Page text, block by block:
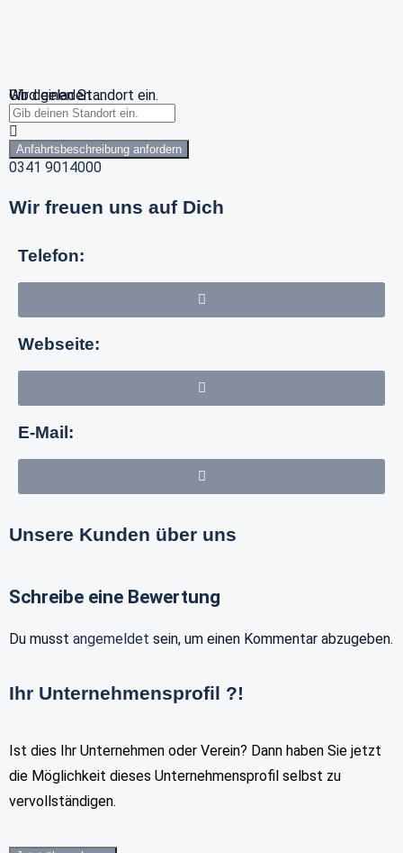
Wird geladen …
Gib deinen Standort ein.
Anfahrtsbeschreibung anfordern
0341 9014000
Wir freuen uns auf Dich
Telefon:
Webseite:
E-Mail:
Unsere Kunden über uns
Schreibe eine Bewertung
Du musst angemeldet sein, um einen Kommentar abzugeben.
Ihr Unternehmensprofil ?!
Ist dies Ihr Unternehmen oder Verein? Dann haben Sie jetzt
die Möglichkeit dieses Unternehmensprofil selbst zu
vervollständigen.